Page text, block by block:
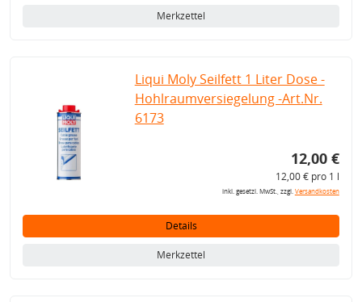
Merkzettel
Liqui Moly Seilfett 1 Liter Dose -
Hohlraumversiegelung -Art.Nr.
6173
12,00 €
12,00 € pro 1 l
inkl. gesetzl. MwSt., zzgl.Versandkosten
Details
Merkzettel